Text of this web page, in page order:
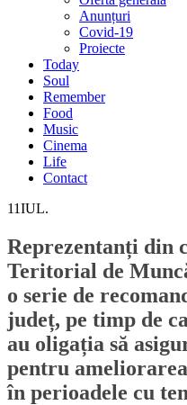
Anunțuri
Covid-19
Proiecte
Today
Soul
Remember
Food
Music
Cinema
Life
Contact
11IUL.
Reprezentanți din
Teritorial de
o serie de
județ, pe timp de
au oligația să
pentru
în perioadele cu